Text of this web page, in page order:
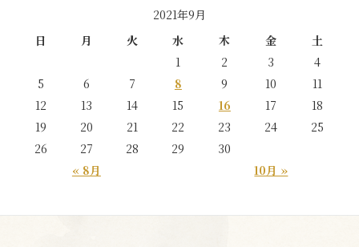
2021年9月
日
月 火 水 木 金 土
« 8月 10月 »
1 2 3
4
5
6 7 8 9 10
11
12
13 14 15 16 17
18
19
20 21 22 23 24
25
26
27 28 29 30